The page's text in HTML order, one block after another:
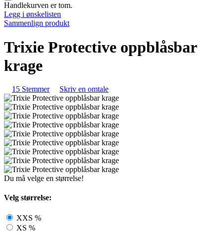
Handlekurven er tom.
Legg i ønskelisten
Sammenlign produkt
Trixie Protective oppblåsbar
krage
15 Stemmer Skriv en omtale
Du må velge en størrelse!
Velg størrelse:
XXS %
XS %